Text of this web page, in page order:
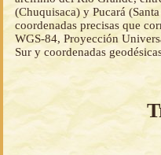
(Chuquisaca) y Pucará
coordenadas precisas que
WGS-84, Proyección
Sur y coordenadas